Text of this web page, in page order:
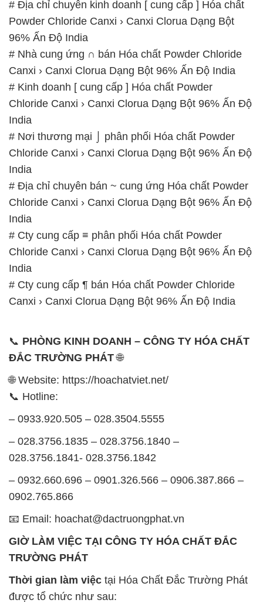
# Địa chỉ chuyên kinh doanh [ cung cấp ] Hóa chất
Powder Chloride Canxi › Canxi Clorua Dạng Bột
96% Ấn Độ India
# Nhà cung ứng ∩ bán Hóa chất Powder Chloride
Canxi › Canxi Clorua Dạng Bột 96% Ấn Độ India
# Kinh doanh [ cung cấp ] Hóa chất Powder
Chloride Canxi › Canxi Clorua Dạng Bột 96% Ấn Độ
India
# Nơi thương mại ⌡ phân phối Hóa chất Powder
Chloride Canxi › Canxi Clorua Dạng Bột 96% Ấn Độ
India
# Địa chỉ chuyên bán ~ cung ứng Hóa chất Powder
Chloride Canxi › Canxi Clorua Dạng Bột 96% Ấn Độ
India
# Cty cung cấp ≡ phân phối Hóa chất Powder
Chloride Canxi › Canxi Clorua Dạng Bột 96% Ấn Độ
India
# Cty cung cấp ¶ bán Hóa chất Powder Chloride
Canxi › Canxi Clorua Dạng Bột 96% Ấn Độ India
📞 PHÒNG KINH DOANH – CÔNG TY HÓA CHẤT
ĐẮC TRƯỜNG PHÁT🌐
🌐 Website: https://hoachatviet.net/
📞 Hotline:
– 0933.920.505 – 028.3504.5555
– 028.3756.1835 – 028.3756.1840 –
028.3756.1841- 028.3756.1842
– 0932.660.696 – 0901.326.566 – 0906.387.866 –
0902.765.866
📧 Email: hoachat@dactruongphat.vn
GIỜ LÀM VIỆC TẠI CÔNG TY HÓA CHẤT ĐẮC
TRƯỜNG PHÁT
Thời gian làm việc tại Hóa Chất Đắc Trường Phát
được tổ chức như sau: